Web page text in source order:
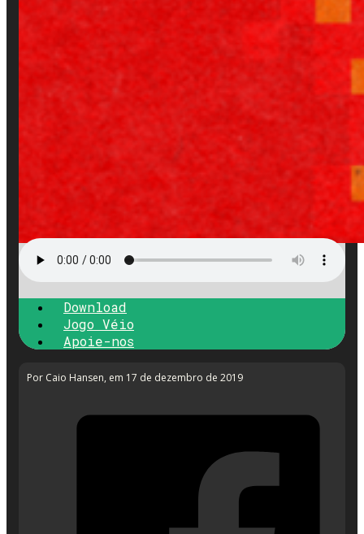
Download
Jogo Véio
Apoie-nos
Por Caio Hansen, em 17 de dezembro de 2019